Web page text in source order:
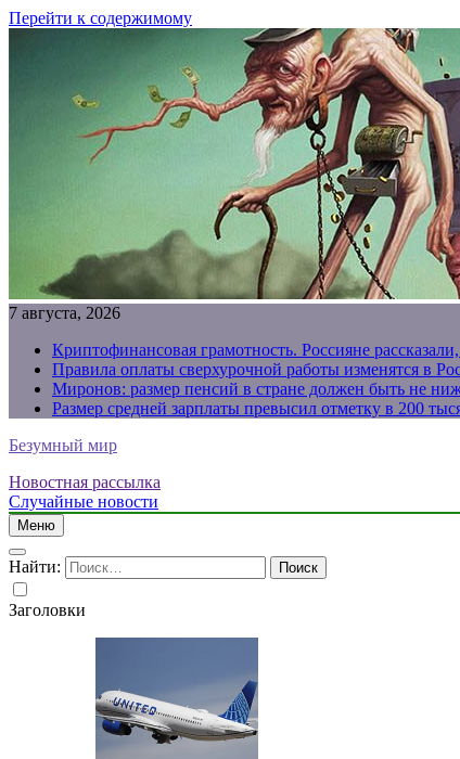
Перейти к содержимому
7 августа, 2026
Криптофинансовая грамотность. Россияне
Правила оплаты сверхурочной работы изменятся в
Миронов: размер пенсий в стране должен быть не
Размер средней зарплаты превысил отметку в 200
Безумный мир
Новостная рассылка
Случайные новости
Меню
Найти:
Заголовки